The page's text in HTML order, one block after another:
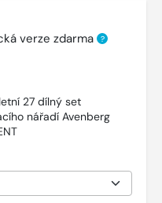
verze zdarma ?
27 dílný set
nářadí Avenberg